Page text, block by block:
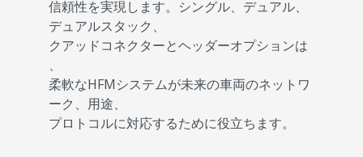
信頼性を実現します。シングル、デュアル、
デュアルスタック、
クアッドコネクターとヘッダーオプションは
、
柔軟なHFMシステムが未来の車両のネットワ
ーク、用途、
プロトコルに対応するために役立ちます。